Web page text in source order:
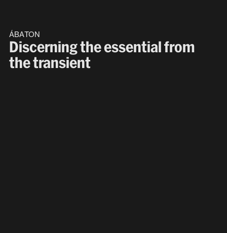
ÁBATON
Discerning the essential from
the transient